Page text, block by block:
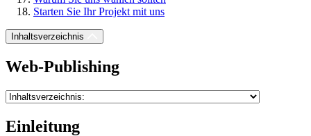
Starten Sie Ihr Projekt mit uns
Inhaltsverzeichnis
Web-Publishing
Einleitung